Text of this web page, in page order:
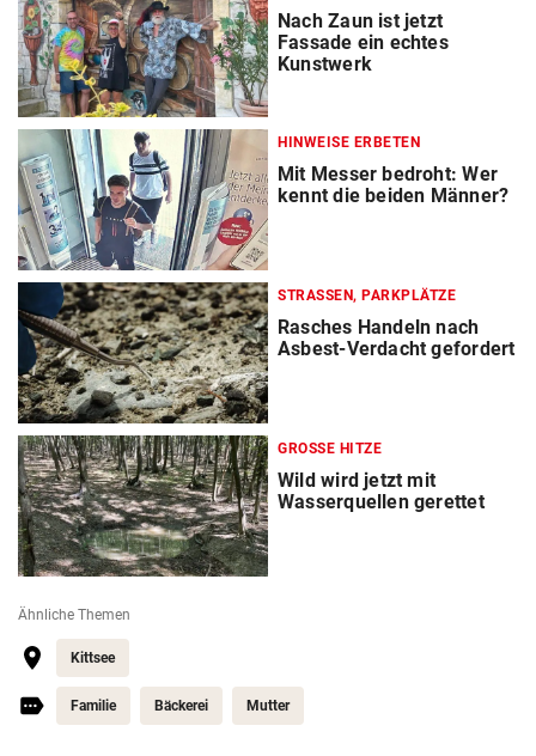
Nach Zaun ist jetzt
Fassade ein echtes
Kunstwerk
HINWEISE ERBETEN
Mit Messer bedroht: Wer
kennt die beiden Männer?
STRASSEN, PARKPLÄTZE
Rasches Handeln nach
Asbest-Verdacht gefordert
GROSSE HITZE
Wild wird jetzt mit
Wasserquellen gerettet
Ähnliche Themen
Kittsee
Familie Bäckerei Mutter